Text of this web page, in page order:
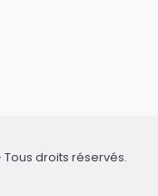
droits réservés.